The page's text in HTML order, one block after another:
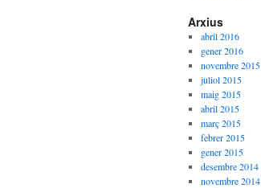
Arxius
abril 2016
gener 2016
novembre 2015
juliol 2015
maig 2015
abril 2015
març 2015
febrer 2015
gener 2015
desembre 2014
novembre 2014